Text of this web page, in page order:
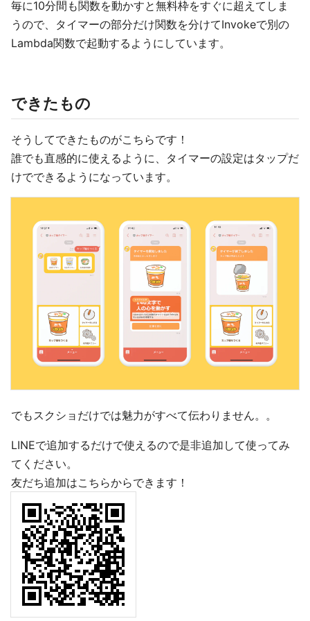
毎に10分間も関数を動かすと無料枠をすぐに超えてしま
うので、タイマーの部分だけ関数を分けてInvokeで別の
Lambda関数で起動するようにしています。
できたもの
そうしてできたものがこちらです！
誰でも直感的に使えるように、タイマーの設定はタップだ
けでできるようになっています。
でもスクショだけでは魅力がすべて伝わりません。。
LINEで追加するだけで使えるので是非追加して使ってみ
てください。
友だち追加はこちらからできます！